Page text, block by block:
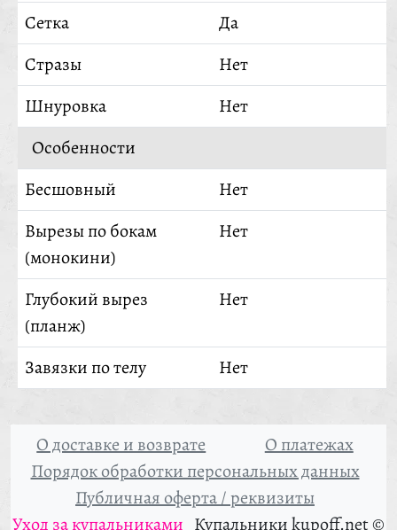
Сетка
Да
Стразы
Нет
Шнуровка
Нет
Особенности
Бесшовный
Нет
Вырезы по бокам
(монокини)
Нет
Глубокий вырез
(планж)
Нет
Завязки по телу Нет
О доставке и возврате
О платежах
Порядок обработки персональных данных
Публичная оферта / реквизиты
Уход за купальниками Купальники kupoff.net ©